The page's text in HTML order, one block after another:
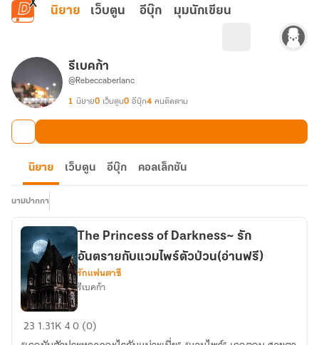
ข้ามไปยังเนื้อหาหลัก
นิยาย เว็บตูน อีบุ๊ก มุมนักเขียน
รีเบคก้า
@Rebeccaberlanc
1 นิยาย0 เว็บตูน0 อีบุ๊ก4 คนติดตาม
นิยาย เว็บตูน อีบุ๊ก คอลเล็กชัน
นามปากกา
The
Princess
The Princess of Darkness~ รัก
อันตรายกับแวมไพร์ตัวป่วน(อ่านฟรี)
รักแฟนตาซี
รีเบคก้า
23 1.31K40 (0)